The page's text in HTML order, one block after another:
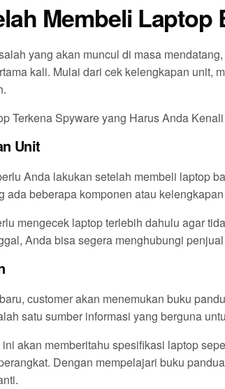
Membeli Laptop
yang akan muncul di masa
kali. Mulai dari cek kelengkapan unit,
Terkena Spyware yang Harus Anda Kenali
Unit
Anda lakukan setelah membeli laptop
ada beberapa komponen atau
mengecek laptop terlebih dahulu agar
Anda bisa segera menghubungi
customer akan menemukan buku
satu sumber informasi yang berguna
akan memberitahu spesifikasi laptop
Dengan mempelajari buku